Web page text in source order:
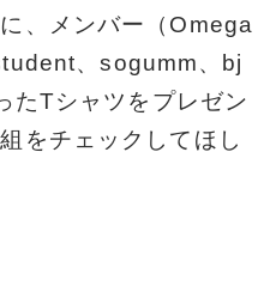
、メンバー（Omega
、sogumm、bj
たTシャツをプレゼン
をチェックしてほし